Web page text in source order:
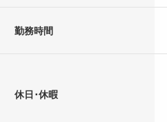
勤務時間
休日･休暇